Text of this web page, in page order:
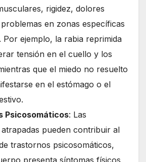
rigidez, dolores
en zonas específicas
Por ejemplo, la rabia reprimida
tensión en el cuello y los
que el miedo no resuelto
en el estómago o el
Psicosomáticos: Las
pueden contribuir al
trastornos psicosomáticos,
presenta síntomas físicos